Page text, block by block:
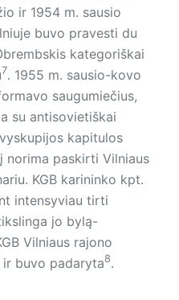
ir 1954 m. sausio
buvo pravesti du
kategoriškai
7. 1955 m. sausio-kovo
saugumiečius,
su antisovietiškai
ka­pitulos
norima paskirti Vilniaus
KGB karininko kpt.
intensyviau tirti
jo bylą-
Vilniaus rajono
buvo padaryta8.